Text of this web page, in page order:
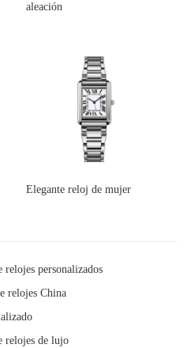
aleación
Elegante reloj de mujer
relojes personalizados
relojes China
relojes de lujo